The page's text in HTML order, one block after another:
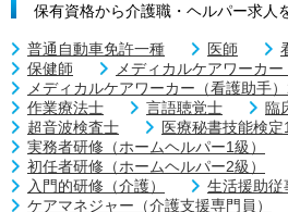
保有資格から介護職・ヘルパー求人
普通自動車免許一種 医師
保健師
メディカルケアワーカ
メディカルケアワーカー（看護助手
作業療法士
言語聴覚士
臨
超音波検査士
医療秘書技能検定
実務者研修（ホームヘルパー1級）
初任者研修（ホームヘルパー2級）
入門的研修（介護）
生活援助従
ケアマネジャー（介護支援専門員）